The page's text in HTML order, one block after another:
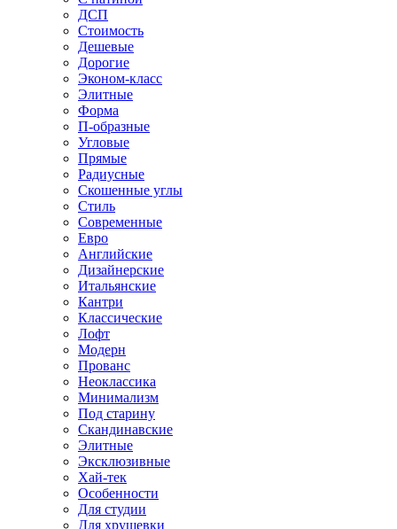
ДСП
Стоимость
Дешевые
Дорогие
Эконом-класс
Элитные
Форма
П-образные
Угловые
Прямые
Радиусные
Скошенные углы
Стиль
Современные
Евро
Английские
Дизайнерские
Итальянские
Кантри
Классические
Лофт
Модерн
Прованс
Неоклассика
Минимализм
Под старину
Скандинавские
Элитные
Эксклюзивные
Хай-тек
Особенности
Для студии
Для хрущевки